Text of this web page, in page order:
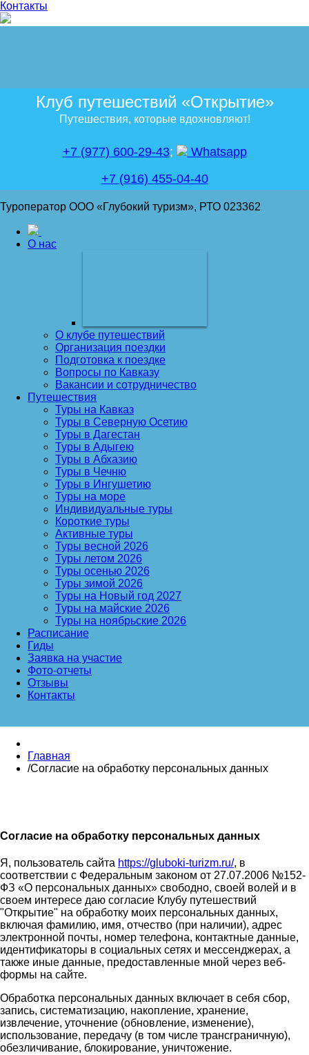
Контакты
Клуб путешествий «Открытие»
Путешествия, которые вдохновляют!
+7 (977) 600-29-43;
Whatsapp
+7 (916) 455-04-40
Туроператор ООО «Глубокий туризм», РТО 023362
О нас
О клубе путешествий
Организация поездки
Подготовка к поездке
Вопросы по Кавказу
Вакансии и сотрудничество
Путешествия
Туры на Кавказ
Туры в Северную Осетию
Туры в Дагестан
Туры в Адыгею
Туры в Абхазию
Туры в Чечню
Туры в Ингушетию
Туры на море
Индивидуальные туры
Короткие туры
Активные туры
Туры весной 2026
Туры летом 2026
Туры осенью 2026
Туры зимой 2026
Туры на Новый год 2027
Туры на майские 2026
Туры на ноябрьские 2026
Расписание
Гиды
Заявка на участие
Фото-отчеты
Отзывы
Контакты
Главная
/Согласие на обработку персональных данных
Согласие на обработку персональных данных
Я, пользователь сайта https://gluboki-turizm.ru/, в
соответствии с Федеральным законом от 27.07.2006 №152-
ФЗ «О персональных данных» свободно, своей волей и в
своем интересе даю согласие Клубу путешествий
"Открытие" на обработку моих персональных данных,
включая фамилию, имя, отчество (при наличии), адрес
электронной почты, номер телефона, контактные данные,
идентификаторы в социальных сетях и мессенджерах, а
также иные данные, предоставленные мной через веб-
формы на сайте.
Обработка персональных данных включает в себя сбор,
запись, систематизацию, накопление, хранение,
извлечение, уточнение (обновление, изменение),
использование, передачу (в том числе трансграничную),
обезличивание, блокирование, уничтожение.